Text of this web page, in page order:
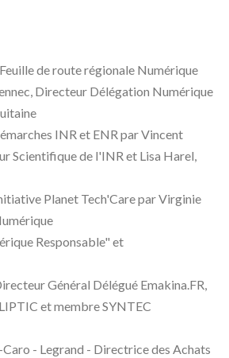
de route régionale Numérique
Directeur Délégation Numérique
INR et ENR par Vincent
Scientifique de l'INR et Lisa Harel,
Planet Tech'Care par Virginie
Responsable" et
Général Délégué Emakina.FR,
et membre SYNTEC
- Legrand - Directrice des Achats